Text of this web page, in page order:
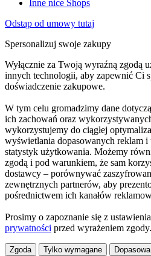
Inne nice Shops
Odstąp od umowy tutaj
Spersonalizuj swoje zakupy
Wyłącznie za Twoją wyraźną zgodą
innych technologii, aby zapewnić Ci
doświadczenie zakupowe.
W tym celu gromadzimy dane
ich zachowań oraz
wykorzystujemy do ciągłej
wyświetlania dopasowanych reklam i
statystyk użytkowania. Możemy
zgodą i pod warunkiem, że sam
dostawcy – porównywać
zewnętrznych partnerów, aby
pośrednictwem ich kanałów
Prosimy o zapoznanie się z
prywatności przed wyrażeniem zgody.
Zgoda Tylko wymagane